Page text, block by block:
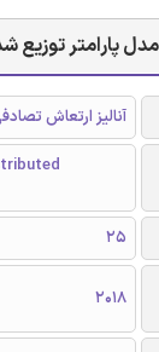
پارامتر توزیع
آنالیز ارتعاش
25
2018